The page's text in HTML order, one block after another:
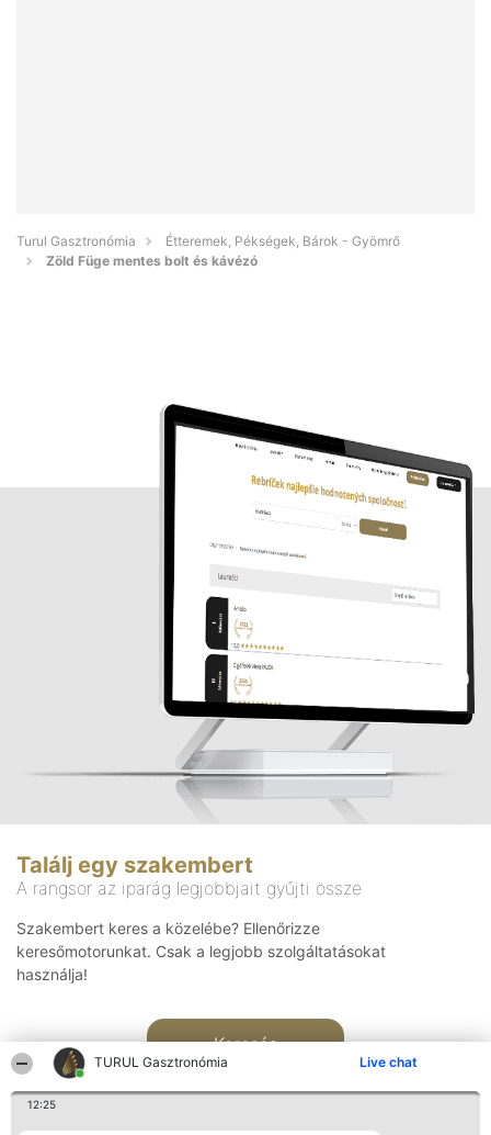
TURUL Gasztronómia Live chat
12:25
Turul Gasztronómia
Étteremek, Pékségek, Bárok - Gyömrő
Zöld Füge mentes bolt és kávézó
Találj egy szakembert
A rangsor az iparág legjobbjait gyűjti össze
Szakembert keres a közelébe? Ellenőrizze
keresőmotorunkat. Csak a legjobb szolgáltatásokat
használja!
Keresés